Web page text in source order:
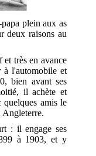
plein aux as
deux raisons au
très en avance
à l'automobile et
bien avant ses
il achète et
quelques amis le
: il engage ses
à 1903, et y